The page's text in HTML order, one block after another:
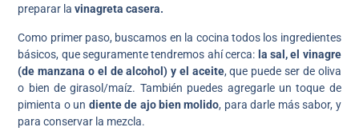
preparar la vinagreta casera.
Como primer paso, buscamos en la cocina todos los ingredientes
básicos, que seguramente tendremos ahí cerca: la sal, el vinagre
(de manzana o el de alcohol) y el aceite, que puede ser de oliva
o bien de girasol/maíz. También puedes agregarle un toque de
pimienta o un diente de ajo bien molido, para darle más sabor, y
para conservar la mezcla.